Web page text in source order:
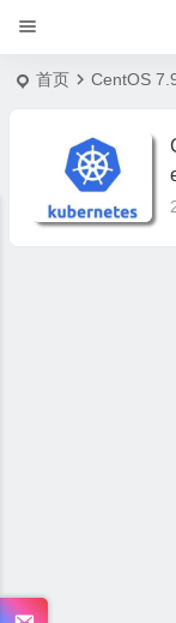
首页 CentOS